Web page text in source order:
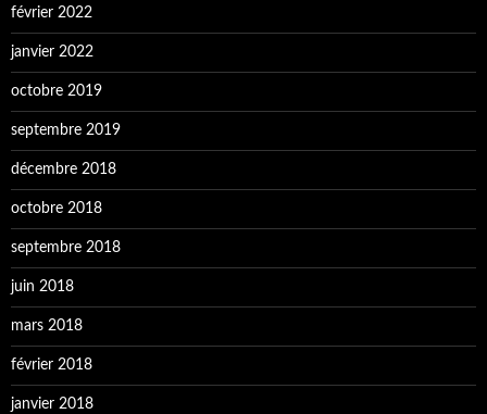
février 2022
janvier 2022
octobre 2019
septembre 2019
décembre 2018
octobre 2018
septembre 2018
juin 2018
mars 2018
février 2018
janvier 2018